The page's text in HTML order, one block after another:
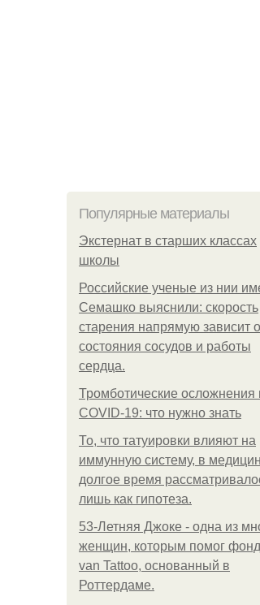
Популярные материалы
Экстернат в старших классах
школы
Российские ученые из нии
Семашко выяснили: скорость
старения напрямую зависит
состояния сосудов и работы
сердца.
Тромботические осложнения
COVID-19: что нужно знать
То, что татуировки влияют на
иммунную систему, в
долгое время
лишь как гипотеза.
53-Летняя Джоке - одна из
женщин, которым помог
van Tattoo, основанный в
Роттердаме.